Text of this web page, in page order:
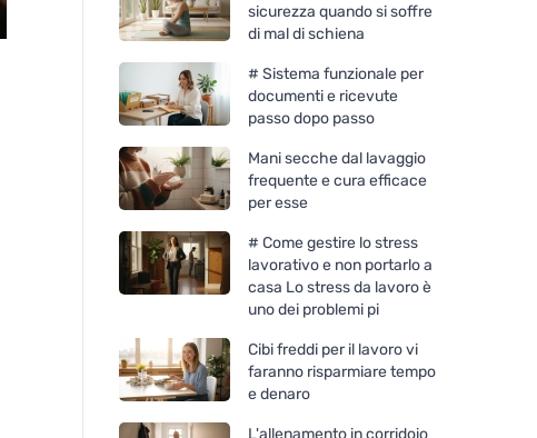
sicurezza quando si soffre
di mal di schiena
# Sistema funzionale per
documenti e ricevute
passo dopo passo
Mani secche dal lavaggio
frequente e cura efficace
per esse
# Come gestire lo stress
lavorativo e non portarlo a
casa Lo stress da lavoro è
uno dei problemi pi
Cibi freddi per il lavoro vi
faranno risparmiare tempo
e denaro
L'allenamento in corridoio